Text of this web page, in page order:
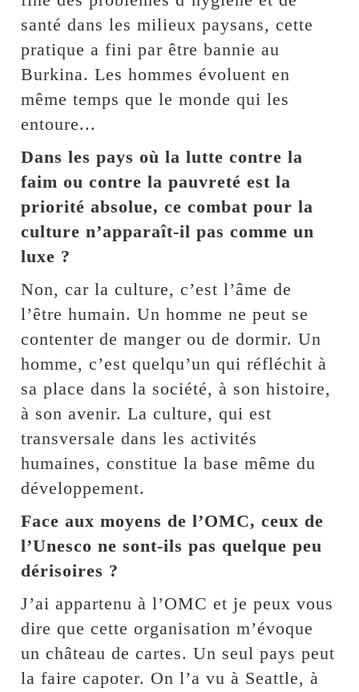
santé dans les milieux paysans, cette
pratique a fini par être bannie au
Burkina. Les hommes évoluent en
même temps que le monde qui les
entoure...
Dans les pays où la lutte contre la
faim ou contre la pauvreté est la
priorité absolue, ce combat pour la
culture n’apparaît-il pas comme un
luxe ?
Non, car la culture, c’est l’âme de
l’être humain. Un homme ne peut se
contenter de manger ou de dormir. Un
homme, c’est quelqu’un qui réfléchit à
sa place dans la société, à son histoire,
à son avenir. La culture, qui est
transversale dans les activités
humaines, constitue la base même du
développement.
Face aux moyens de l’OMC, ceux de
l’Unesco ne sont-ils pas quelque peu
dérisoires ?
J’ai appartenu à l’OMC et je peux vous
dire que cette organisation m’évoque
un château de cartes. Un seul pays peut
la faire capoter. On l’a vu à Seattle, à